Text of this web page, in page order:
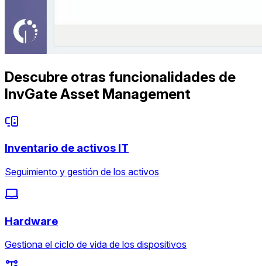
Descubre otras funcionalidades de
InvGate Asset Management
Inventario de activos IT
Seguimiento y gestión de los activos
Hardware
Gestiona el ciclo de vida de los dispositivos